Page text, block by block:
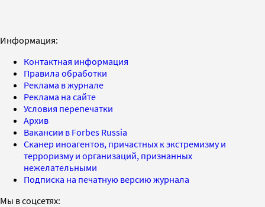
Информация:
Контактная информация
Правила обработки
Реклама в журнале
Реклама на сайте
Условия перепечатки
Архив
Вакансии в Forbes Russia
Сканер иноагентов, причастных к экстремизму и
терроризму и организаций, признанных
нежелательными
Подписка на печатную версию журнала
Мы в соцсетях: